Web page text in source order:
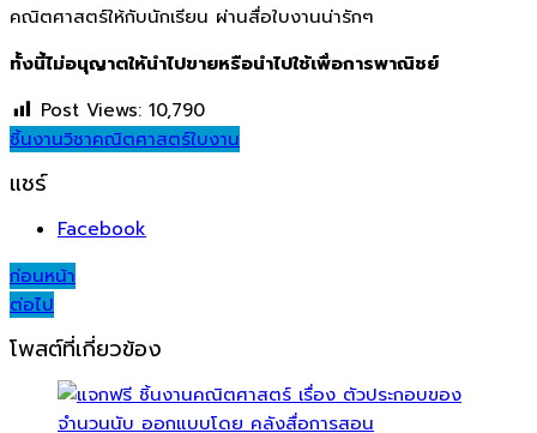
คณิตศาสตร์ให้กับนักเรียน ผ่านสื่อใบงานน่ารักๆ
ทั้งนี้ไม่อนุญาตให้นำไปขายหรือนำไปใช้เพื่อการพาณิชย์
Post Views: 10,790
ชิ้นงานวิชาคณิตศาสตร์ใบงาน
แชร์
Facebook
Post
navigation
ก่อนหน้า
ต่อไป
โพสต์ที่เกี่ยวข้อง